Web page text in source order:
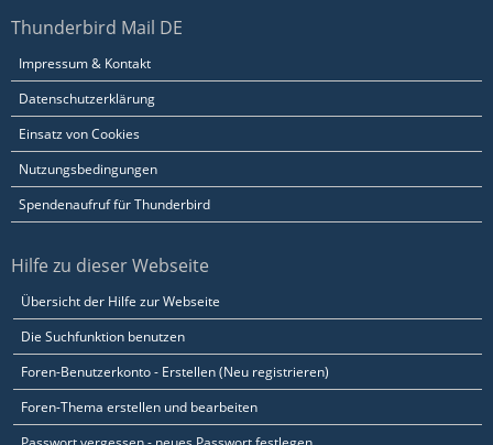
Thunderbird Mail DE
Impressum & Kontakt
Datenschutzerklärung
Einsatz von Cookies
Nutzungsbedingungen
Spendenaufruf für Thunderbird
Hilfe zu dieser Webseite
Übersicht der Hilfe zur Webseite
Die Suchfunktion benutzen
Foren-Benutzerkonto - Erstellen (Neu registrieren)
Foren-Thema erstellen und bearbeiten